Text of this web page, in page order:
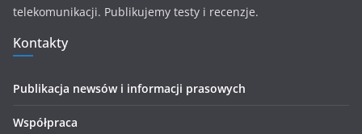
telekomunikacji. Publikujemy testy i recenzje.
Kontakty
Publikacja newsów i informacji prasowych
Współpraca